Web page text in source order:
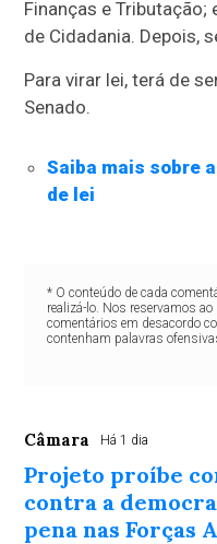
Finanças e
de Cidadania. Depois,
Para virar lei, terá de
Senado.
Saiba mais sobre
de lei
* O conteúdo de cada
realizá-lo. Nos reservamos
comentários em desacordo
contenham palavras
Câmara Há 1 dia
Projeto proíbe
contra a
pena nas Forças